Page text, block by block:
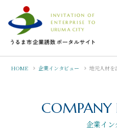
HOME 企業インタビュー 地元人材を
COMPANY
企業イン